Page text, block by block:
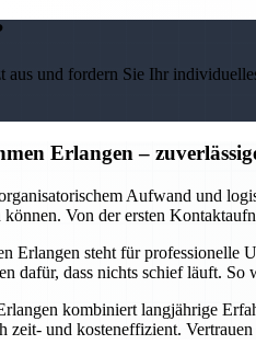
aus und fordern Sie Ihr
Erlangen –
Aufwand und
können. Von der ersten
Erlangen steht für professionelle
dafür, dass nichts schief läuft.
kombiniert langjährige
zeit- und kosteneffizient.